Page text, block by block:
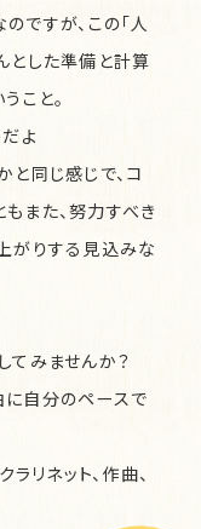
ですが、この「人
とした準備と計算
こと。
よ
と同じ感じで、コ
また、努力すべき
がりする見込みな
てみませんか？
に自分のペースで
ラリネット、作曲、